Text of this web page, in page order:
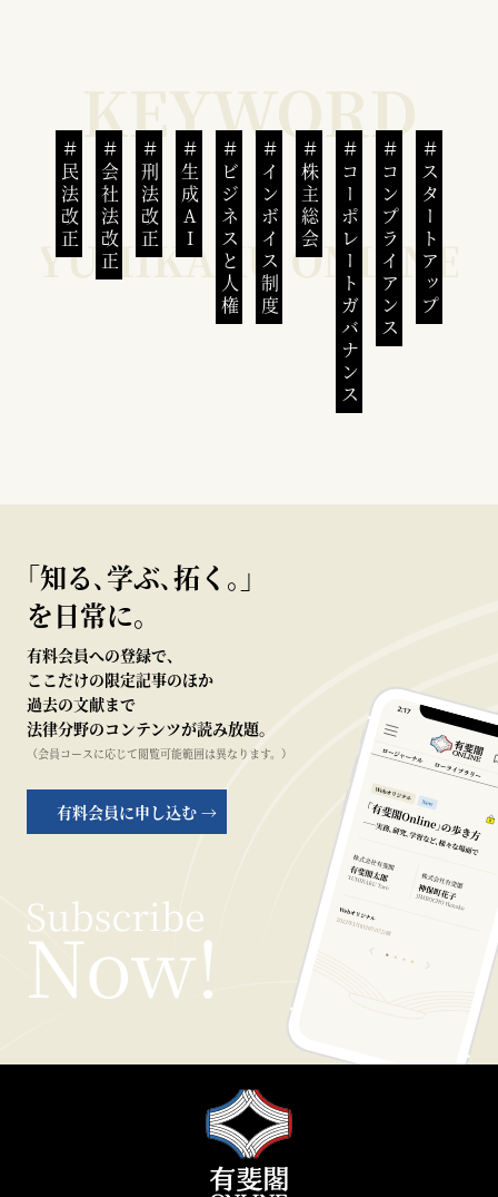
民法改正 会社法改正 刑法改正 生成AI ビジネスと人権インボイス制度 株主総会 コーポレートガバナンスコンプライアンススタートアップ
｢知る､学ぶ､拓く｡｣
を日常に。
有料会員への登録で、
ここだけの限定記事のほか
過去の文献まで
法律分野のコンテンツが読み放題。
（会員コースに応じて閲覧可能範囲は異なります。）
有料会員に申し込む →